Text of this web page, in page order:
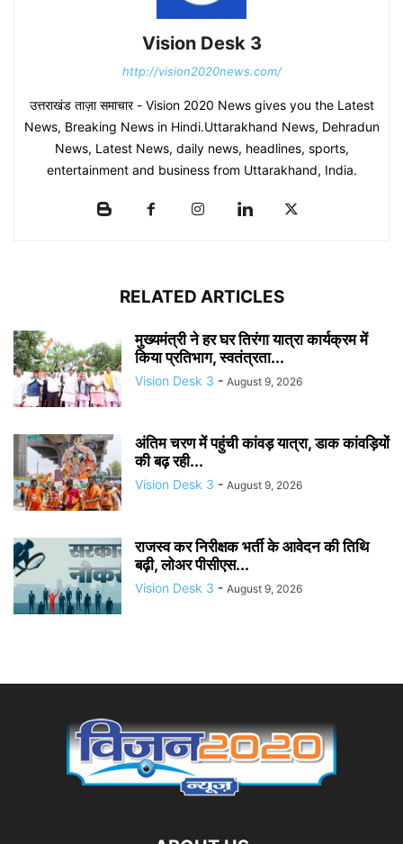
Vision Desk 3
http://vision2020news.com/
उत्तराखंड ताज़ा समाचार - Vision 2020 News gives you the Latest
News, Breaking News in Hindi.Uttarakhand News, Dehradun
News, Latest News, daily news, headlines, sports,
entertainment and business from Uttarakhand, India.
RELATED ARTICLES
मुख्यमंत्री ने हर घर तिरंगा यात्रा कार्यक्रम में
किया प्रतिभाग, स्वतंत्रता...
Vision Desk 3 - August 9, 2026
अंतिम चरण में पहुंची कांवड़ यात्रा, डाक कांवड़ियों
की बढ़ रही...
Vision Desk 3 - August 9, 2026
राजस्व कर निरीक्षक भर्ती के आवेदन की तिथि
बढ़ी, लोअर पीसीएस...
Vision Desk 3 - August 9, 2026